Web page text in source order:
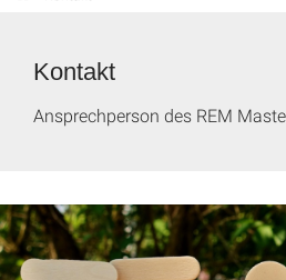
Kontakt
Ansprechperson des REM